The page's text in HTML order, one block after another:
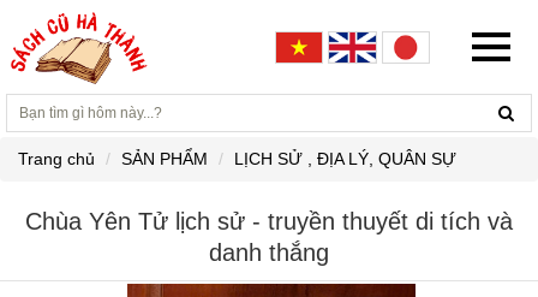
Trang chủ SẢN PHẨM LỊCH SỬ , ĐỊA LÝ, QUÂN SỰ
Chùa Yên Tử lịch sử - truyền thuyết di tích và
danh thắng